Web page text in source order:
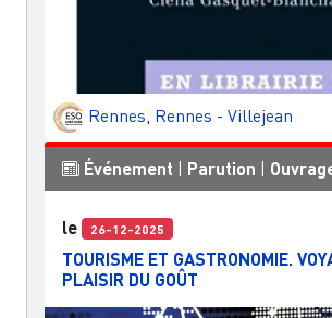
Rennes, Rennes - Villejean
Événement Parution
le 26-12-2025
TOURISME ET GASTRONOMIE.
PLAISIR DU GOÛT